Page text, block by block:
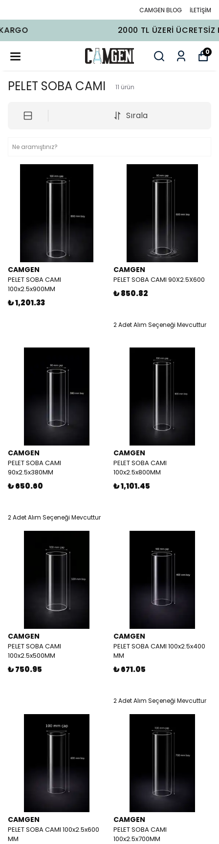
CAMGEN BLOG İLETİŞİM
2000 TL ÜZERI ÜCRETSIZ KARGO
0
PELET SOBA CAMI 11 ürün
Sırala
CAMGEN
PELET SOBA CAMI
100x2.5x900MM
₺ 1,201.33
CAMGEN
PELET SOBA CAMI 90X2.5X600
₺ 850.82
2 Adet Alım Seçeneği Mevcuttur
CAMGEN
PELET SOBA CAMI
90x2.5x380MM
₺ 650.60
2 Adet Alım Seçeneği Mevcuttur
CAMGEN
PELET SOBA CAMI
100x2.5x800MM
₺ 1,101.45
CAMGEN
PELET SOBA CAMI
100x2.5x500MM
₺ 750.95
CAMGEN
PELET SOBA CAMI 100x2.5x400
MM
₺ 671.05
2 Adet Alım Seçeneği Mevcuttur
CAMGEN
PELET SOBA CAMI 100x2.5x600
MM
CAMGEN
PELET SOBA CAMI
100x2.5x700MM